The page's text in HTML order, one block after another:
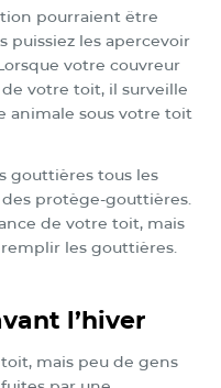
pourraient être
puissiez les apercevoir
votre couvreur
votre toit, il surveille
animale sous votre toit
gouttières tous les
protège-gouttières.
de votre toit, mais
les gouttières.
l’hiver
mais peu de gens